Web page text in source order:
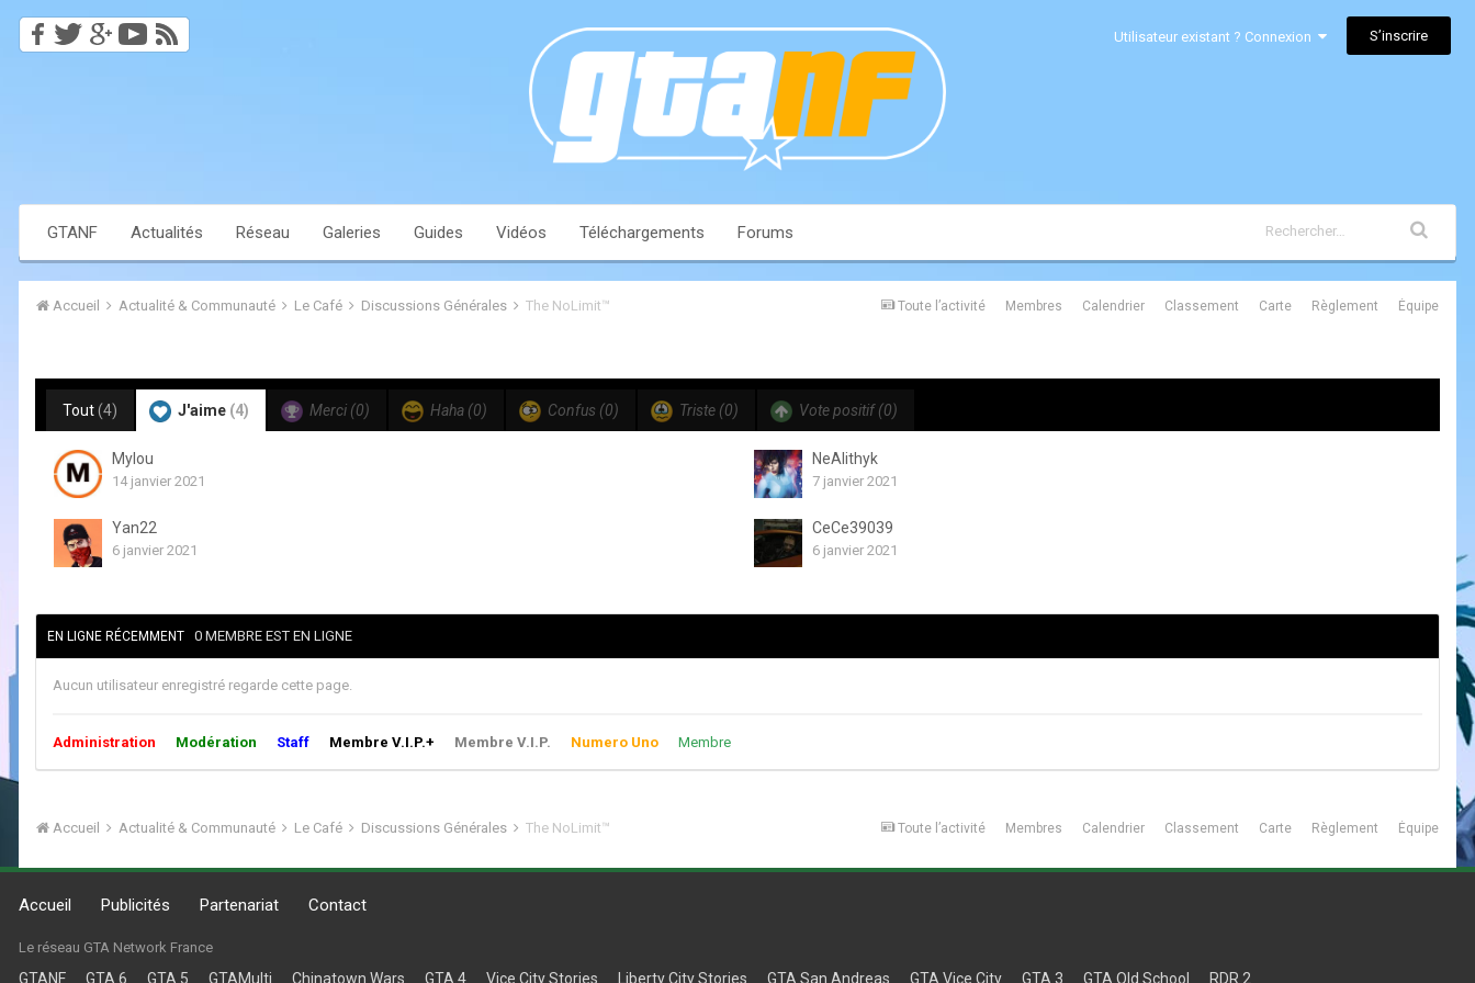
Utilisateur existant ? Connexion S’inscrire
GTANF Actualités Réseau Galeries Guides Vidéos Téléchargements Forums
Toute l’activité Membres Calendrier Classement Carte Règlement Équipe
Accueil Actualité & Communauté Le Café Discussions Générales The NoLimit™
Tout(4) J'aime (4) Merci (0) Haha (0) Confus (0) Triste (0) Vote positif(0)
Mylou
14 janvier 2021
NeAlithyk
7 janvier 2021
Yan22
6 janvier 2021
CeCe39039
6 janvier 2021
EN LIGNE RÉCEMMENT 0 MEMBRE EST EN LIGNE
Aucun utilisateur enregistré regarde cette page.
Administration Modération Staff Membre V.I.P.+ Membre V.I.P. Numero Uno Membre
Toute l’activité Membres Calendrier Classement Carte Règlement Équipe
Accueil Actualité & Communauté Le Café Discussions Générales The NoLimit™
Accueil Publicités Partenariat Contact
Le réseau GTA Network France
GTANF GTA 6 GTA 5 GTAMulti Chinatown Wars GTA 4 Vice City Stories Liberty City Stories GTA San Andreas GTA Vice City GTA 3 GTA Old School RDR 2